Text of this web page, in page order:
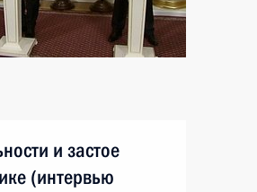
и застое
(интервью